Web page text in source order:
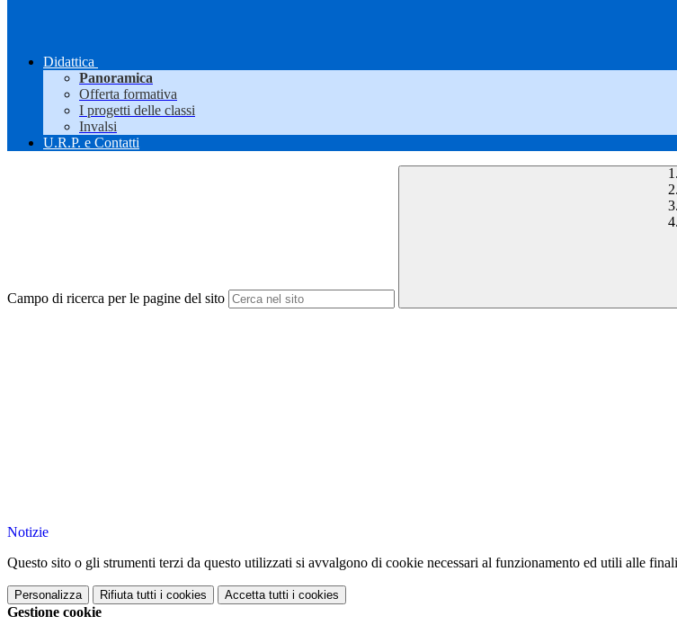
Didattica
Panoramica
Offerta formativa
I progetti delle classi
Invalsi
U.R.P. e Contatti
Campo di ricerca per le pagine del sito
Notizie
Questo sito o gli strumenti terzi da questo utilizzati si avvalgono di cookie necessari al funzionamento ed utili alle
Personalizza Rifiuta tutti i cookies Accetta tutti i cookies
Gestione cookie